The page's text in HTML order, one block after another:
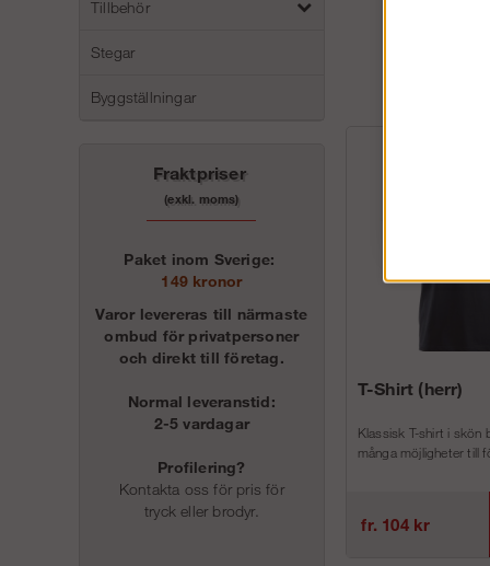
Tillbehör
Stegar
Byggställningar
Fraktpriser
(exkl. moms)
Paket inom Sverige:
149 kronor
Varor levereras till närmaste
ombud för privatpersoner
och direkt till företag.
Normal leveranstid:
2-5 vardagar
Profilering?
Kontakta oss för pris för
tryck eller brodyr.
T-Shirt (herr)
Klassisk T-shirt i skön
många möjligheter till
fr. 104 kr